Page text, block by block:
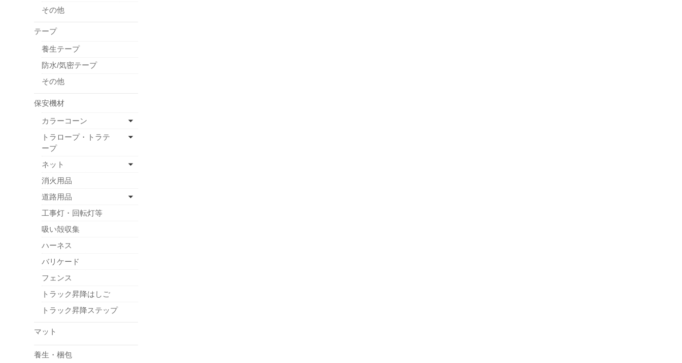
その他
テープ
養生テープ
防水/気密テープ
その他
保安機材
カラーコーン
トラロープ・トラテ
ープ
ネット
消火用品
道路用品
工事灯・回転灯等
吸い殻収集
ハーネス
バリケード
フェンス
トラック昇降はしご
トラック昇降ステップ
マット
養生・梱包